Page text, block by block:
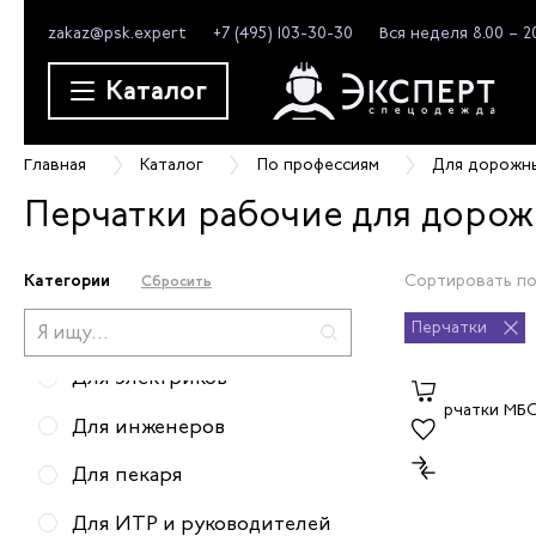
zakaz@psk.expert +7 (495) 103-30-30 Вся неделя 8.00 –
Каталог
Главная Каталог По профессиям Для
Перчатки рабочие для
Категории Сбросить
Для монтажников
Для строителей
Для официантов
Для уборщиц
Для дорожных работников
Для парикмахеров
Для электриков
Для инженеров
Для пекаря
Для ИТР и руководителей
Сортировать
Перчатки